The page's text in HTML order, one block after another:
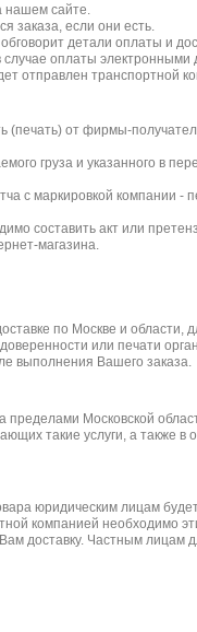
нашем сайте.
заказа, если они есть.
детали оплаты и
оплаты электронными
отправлен транспортной
(печать) от фирмы-
груза и указанного в
с маркировкой компании -
составить акт или
магазина.
по Москве и области,
или печати
выполнения Вашего заказа.
Московской
такие услуги, а также в
юридическим лицам
компанией необходимо
доставку. Частным лицам